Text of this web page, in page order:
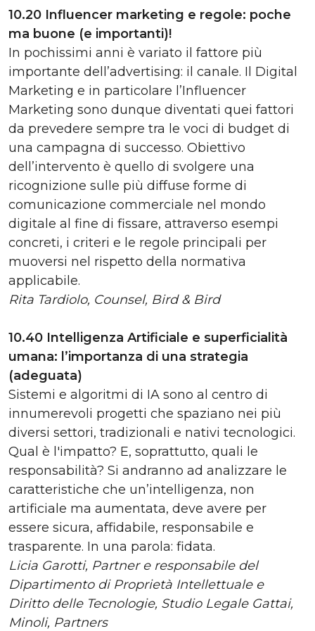
10.20 Influencer marketing e regole: poche
ma buone (e importanti)!
In pochissimi anni è variato il fattore più
importante dell’advertising: il canale. Il Digital
Marketing e in particolare l’Influencer
Marketing sono dunque diventati quei fattori
da prevedere sempre tra le voci di budget di
una campagna di successo. Obiettivo
dell’intervento è quello di svolgere una
ricognizione sulle più diffuse forme di
comunicazione commerciale nel mondo
digitale al fine di fissare, attraverso esempi
concreti, i criteri e le regole principali per
muoversi nel rispetto della normativa
applicabile.
Rita Tardiolo, Counsel, Bird & Bird
10.40 Intelligenza Artificiale e superficialità
umana: l’importanza di una strategia
(adeguata)
Sistemi e algoritmi di IA sono al centro di
innumerevoli progetti che spaziano nei più
diversi settori, tradizionali e nativi tecnologici.
Qual è l'impatto? E, soprattutto, quali le
responsabilità? Si andranno ad analizzare le
caratteristiche che un’intelligenza, non
artificiale ma aumentata, deve avere per
essere sicura, affidabile, responsabile e
trasparente. In una parola: fidata.
Licia Garotti, Partner e responsabile del
Dipartimento di Proprietà Intellettuale e
Diritto delle Tecnologie, Studio Legale Gattai,
Minoli, Partners